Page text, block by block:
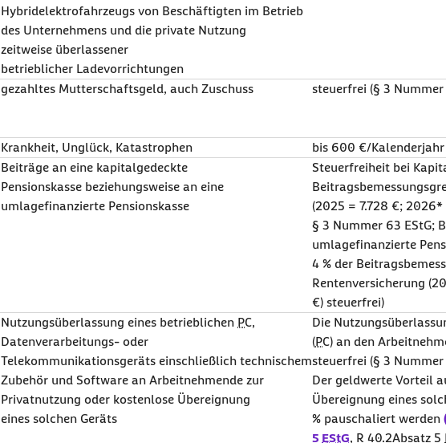
Hybridelektrofahrzeugs von Beschäftigten im Betrieb
des Unternehmens und die private Nutzung
zeitweise überlassener
betrieblicher Ladevorrichtungen
gezahltes Mutterschaftsgeld, auch Zuschuss steuerfrei (§ 3 Nummer
Krankheit, Unglück, Katastrophen bis 600 €/Kalenderjahr
Beiträge an eine kapitalgedeckte
Pensionskasse beziehungsweise an eine
umlagefinanzierte Pensionskasse
Steuerfreiheit bei
(2025 = 7.728 €; 2026*
§ 3 Nummer 63 EStG;
umlagefinanzierte
4 % der
Rentenversicherung
€) steuerfrei)
Nutzungsüberlassung eines betrieblichen PC,
Datenverarbeitungs- oder
Telekommunikationsgeräts einschließlich technischem
Zubehör und Software an Arbeitnehmende zur
Privatnutzung oder kostenlose Übereignung
eines solchen Geräts
Die
(PC) an den
steuerfrei (§ 3 Nummer
Der geldwerte Vorteil
Übereignung eines
% pauschaliert werden
5 EStG, R 40.2Absatz 5